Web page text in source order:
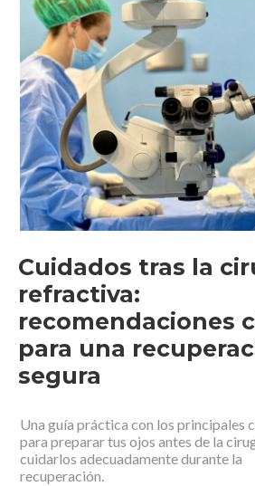
Cuidados tras la
refractiva:
recomendaciones
para una
segura
Una guía práctica con los principales
para preparar tus ojos antes de la
cuidarlos adecuadamente durante la
recuperación.